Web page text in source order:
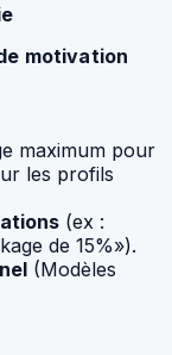
motivation
maximum pour
les profils
(ex :
de 15%»).
(Modèles